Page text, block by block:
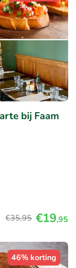
bij Faam
€35,95 €19,95
46% korting